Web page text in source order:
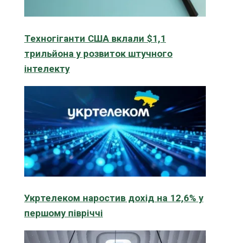
Техногіганти США вклали $1,1
трильйона у розвиток штучного
інтелекту
Укртелеком наростив дохід на 12,6% у
першому півріччі